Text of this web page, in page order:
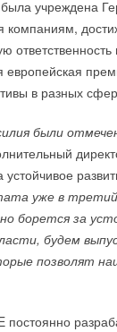
учреждена
компаниям,
в разных
были
устойчивое
уже в
борется за
будем
позволят